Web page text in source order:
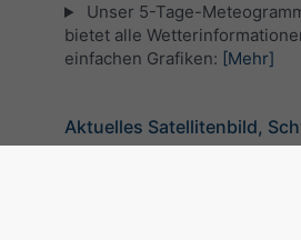
Unser 5-Tage-
bietet alle
einfachen Grafiken: [Mehr]
Aktuelles Satellitenbild,